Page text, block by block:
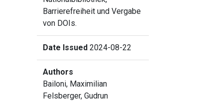
Barrierefreiheit und Vergabe
von DOIs.
Date Issued2024-08-22
Authors
Bailoni, Maximilian
Felsberger, Gudrun